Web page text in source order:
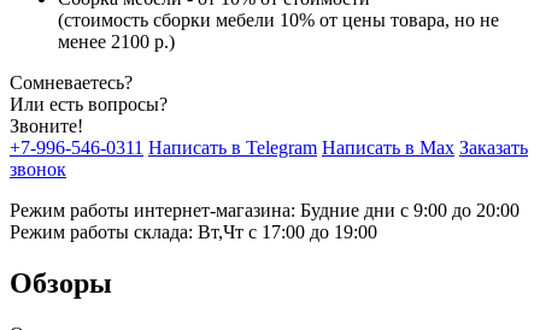
(стоимость сборки мебели 10% от цены товара, но не
менее 2100 р.)
Сомневаетесь?
Или есть вопросы?
Звоните!
+7-996-546-0311 Написать в Telegram Написать в Max Заказать
звонок
Режим работы интернет-магазина: Будние дни с 9:00 до 20:00
Режим работы склада: Вт,Чт с 17:00 до 19:00
Обзоры